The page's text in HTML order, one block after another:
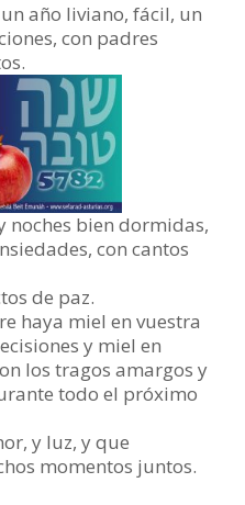
año liviano, fácil, un
con padres
noches bien dormidas,
con cantos
de paz.
haya miel en vuestra
y miel en
los tragos amargos y
todo el próximo
y luz, y que
momentos juntos.